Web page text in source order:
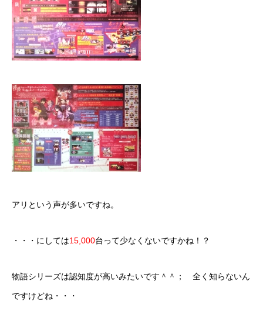
アリという声が多いですね。
・・・にしては15,000台って少なくないですかね！？
物語シリーズは認知度が高いみたいです＾＾； 全く知らないん
ですけどね・・・